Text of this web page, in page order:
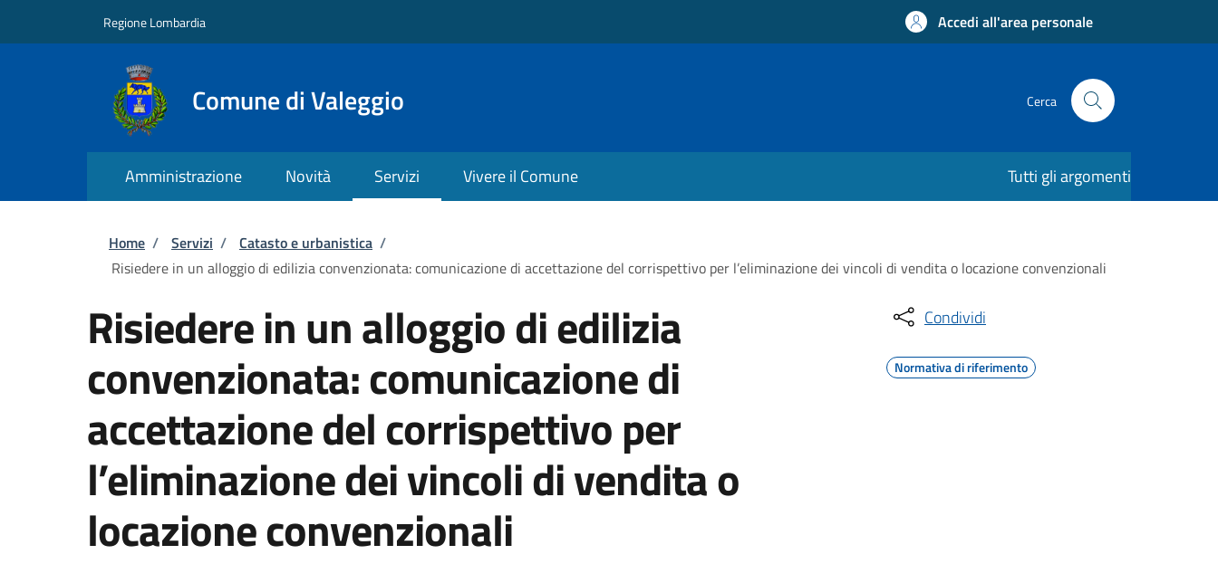
Regione Lombardia Accedi all'area personale
Comune di Valeggio Cerca
Amministrazione Novità Servizi Vivere il Comune Tutti gli argomenti
Briciole di pane
Home / Servizi / Catasto e urbanistica /
Risiedere in un alloggio di edilizia convenzionata: comunicazione di accettazione del corrispettivo per l’eliminazione dei vincoli di vendita o locazione convenzionali
Risiedere in un alloggio di edilizia
convenzionata: comunicazione di
accettazione del corrispettivo per
l’eliminazione dei vincoli di vendita o
locazione convenzionali
Condividi
Normativa di riferimento